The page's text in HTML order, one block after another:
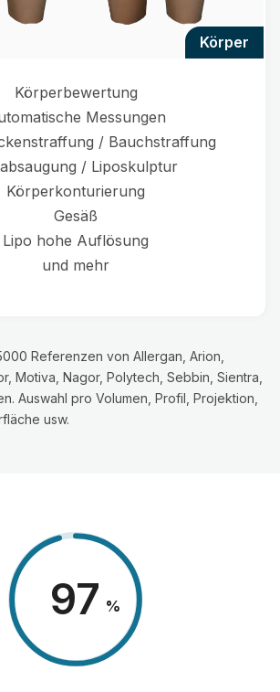
körper
Körperbewertung
Messungen
/ Bauchstraffung
/ Liposkulptur
Körperkonturierung
Gesäß
Lipo hohe Auflösung
und mehr
Referenzen von Allergan, Arion,
Motiva, Nagor, Polytech, Sebbin, Sientra,
Auswahl pro Volumen, Profil, Projektion,
usw.
98 %